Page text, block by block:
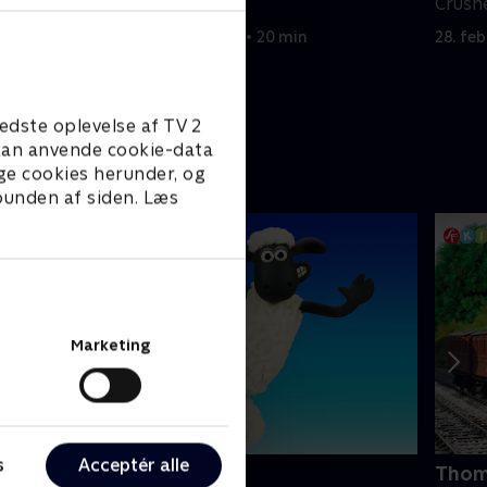
oplevelse af TV 2
anvende cookie-data
cookies herunder, og
af siden. Læs
Marketing
Acceptér alle
10. november 2024 • 20 min 28.
for får